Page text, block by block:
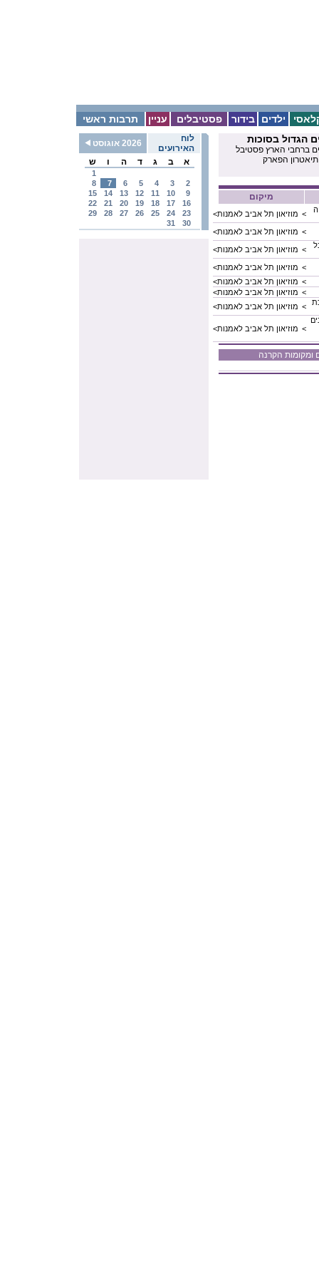
תרבות ראשי עניין פסטיבלים בידור ילדים
לוח
האירועים
2026 אוגוסט
א
ב ג ד ה ו ש
1
2
3
4
5
6
7
8
9
10
11
12
13
14
15
16
17
18
19
20
21
22
23
24
25
26
27
28
29
30
31
הגדול בסוכות
ברחבי הארץ פסטיבל
הפארק
מיקום
<מוזיאון תל אביב לאמנות <
<מוזיאון תל אביב לאמנות <
<מוזיאון תל אביב לאמנות <
<מוזיאון תל אביב לאמנות <
<מוזיאון תל אביב לאמנות <
<מוזיאון תל אביב לאמנות <
<מוזיאון תל אביב לאמנות <
<מוזיאון תל אביב לאמנות <
הקרנה